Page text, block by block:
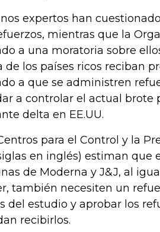
expertos han
mientras que la
a una moratoria sobre
de los países ricos reciban
a que se administren
a controlar el actual brote
delta en EE.UU.
para el Control y la
en inglés) estiman que
de Moderna y J&J, al
también necesiten un
del estudio y aprobar los
recibirlos.